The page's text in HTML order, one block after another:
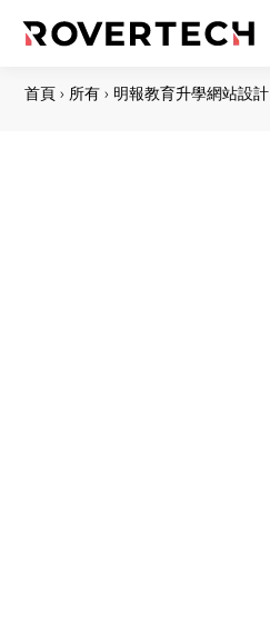
首頁 › 所有 › 明報教育升學網站設計